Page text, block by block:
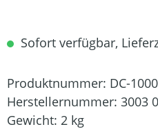
Sofort verfügbar,
Produktnummer: DC-
Herstellernummer: 3003
Gewicht: 2 kg